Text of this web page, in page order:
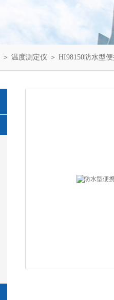
＞ 温度测定仪 ＞ HI98150防水型